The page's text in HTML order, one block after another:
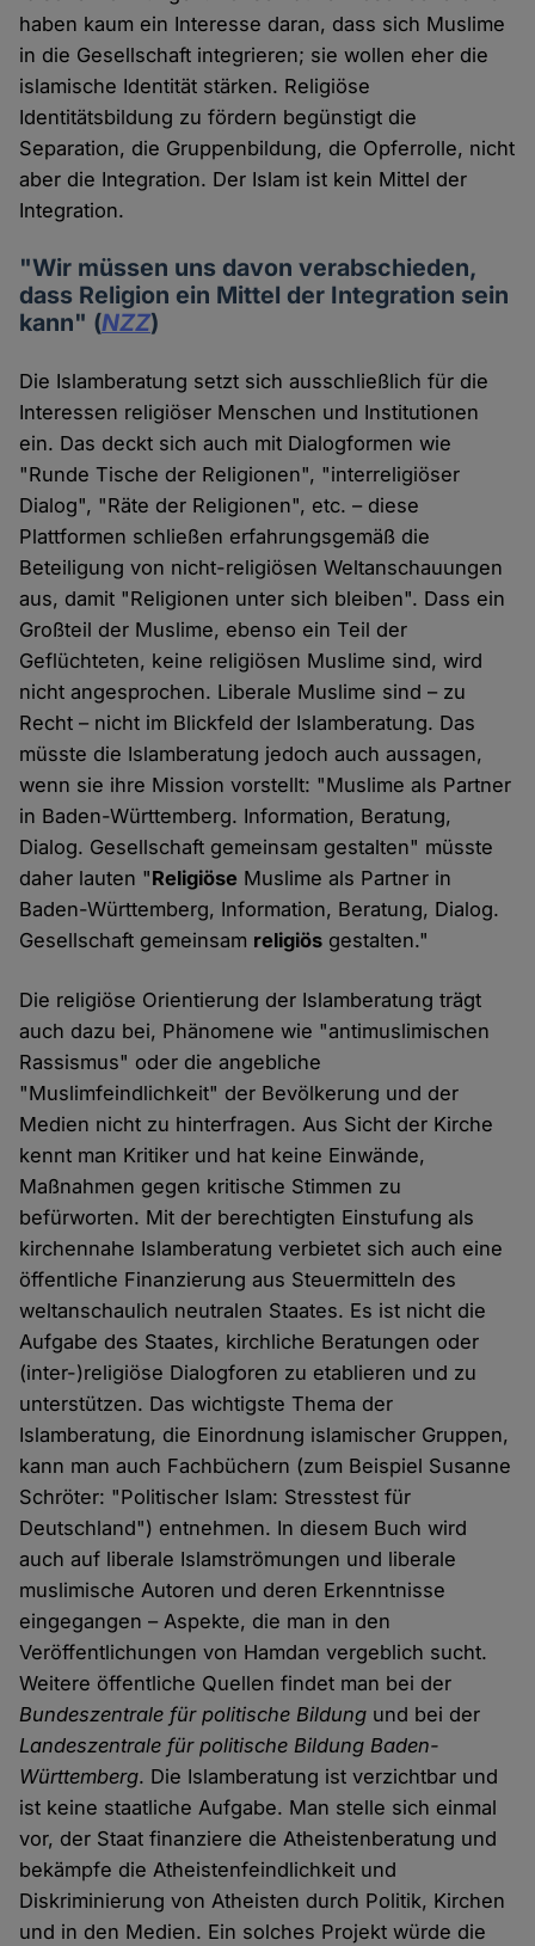
haben kaum ein Interesse daran, dass sich Muslime
in die Gesellschaft integrieren; sie wollen eher die
islamische Identität stärken. Religiöse
Identitätsbildung zu fördern begünstigt die
Separation, die Gruppenbildung, die Opferrolle, nicht
aber die Integration. Der Islam ist kein Mittel der
Integration.
"Wir müssen uns davon verabschieden,
dass Religion ein Mittel der Integration sein
kann" (NZZ)
Die Islamberatung setzt sich ausschließlich für die
Interessen religiöser Menschen und Institutionen
ein. Das deckt sich auch mit Dialogformen wie
"Runde Tische der Religionen", "interreligiöser
Dialog", "Räte der Religionen", etc. – diese
Plattformen schließen erfahrungsgemäß die
Beteiligung von nicht-religiösen Weltanschauungen
aus, damit "Religionen unter sich bleiben". Dass ein
Großteil der Muslime, ebenso ein Teil der
Geflüchteten, keine religiösen Muslime sind, wird
nicht angesprochen. Liberale Muslime sind – zu
Recht – nicht im Blickfeld der Islamberatung. Das
müsste die Islamberatung jedoch auch aussagen,
wenn sie ihre Mission vorstellt: "Muslime als Partner
in Baden-Württemberg. Information, Beratung,
Dialog. Gesellschaft gemeinsam gestalten" müsste
daher lauten "Religiöse Muslime als Partner in
Baden-Württemberg, Information, Beratung, Dialog.
Gesellschaft gemeinsam religiös gestalten."
Die religiöse Orientierung der Islamberatung trägt
auch dazu bei, Phänomene wie "antimuslimischen
Rassismus" oder die angebliche
"Muslimfeindlichkeit" der Bevölkerung und der
Medien nicht zu hinterfragen. Aus Sicht der Kirche
kennt man Kritiker und hat keine Einwände,
Maßnahmen gegen kritische Stimmen zu
befürworten. Mit der berechtigten Einstufung als
kirchennahe Islamberatung verbietet sich auch eine
öffentliche Finanzierung aus Steuermitteln des
weltanschaulich neutralen Staates. Es ist nicht die
Aufgabe des Staates, kirchliche Beratungen oder
(inter-)religiöse Dialogforen zu etablieren und zu
unterstützen. Das wichtigste Thema der
Islamberatung, die Einordnung islamischer Gruppen,
kann man auch Fachbüchern (zum Beispiel Susanne
Schröter: "Politischer Islam: Stresstest für
Deutschland") entnehmen. In diesem Buch wird
auch auf liberale Islamströmungen und liberale
muslimische Autoren und deren Erkenntnisse
eingegangen – Aspekte, die man in den
Veröffentlichungen von Hamdan vergeblich sucht.
Weitere öffentliche Quellen findet man bei der
Bundeszentrale für politische Bildung und bei der
Landeszentrale für politische Bildung Baden-
Württemberg. Die Islamberatung ist verzichtbar und
ist keine staatliche Aufgabe. Man stelle sich einmal
vor, der Staat finanziere die Atheistenberatung und
bekämpfe die Atheistenfeindlichkeit und
Diskriminierung von Atheisten durch Politik, Kirchen
und in den Medien. Ein solches Projekt würde die